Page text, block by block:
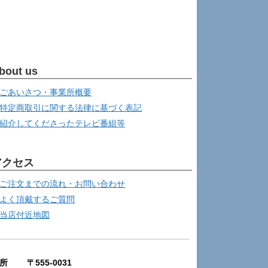
us
ごあいさつ・事業所概要
特定商取引に関する法律に基づく表記
紹介してくださったテレビ番組等
セス
ご注文までの流れ・お問い合わせ
よく頂戴するご質問
当店付近地図
所 〒555-0031